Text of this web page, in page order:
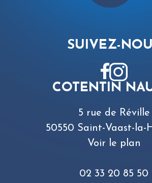
SUIVEZ-
COTENTIN
5 rue de Réville
50550 Saint-Vaast-la-
Voir le plan
02 33 20 85 50